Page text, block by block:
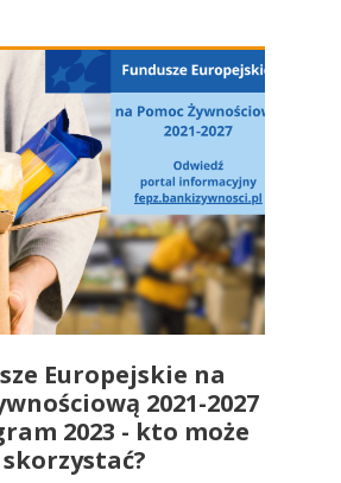
Europejskie na
2021-2027
2023 - kto może
skorzystać?